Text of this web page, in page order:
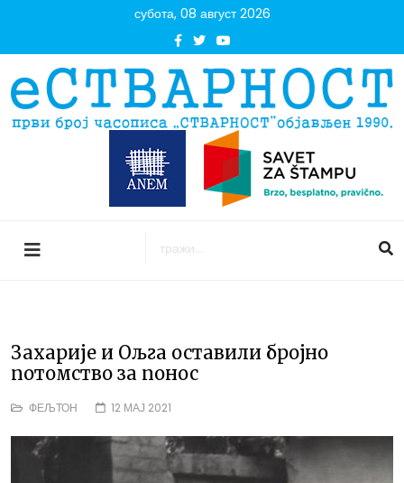
субота, 08 август 2026
Захарије и Ољга оставили бројно
потомство за понос
ФЕЉТОН 12 МАЈ 2021